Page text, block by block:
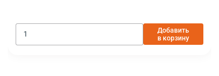
Добавить
в корзину